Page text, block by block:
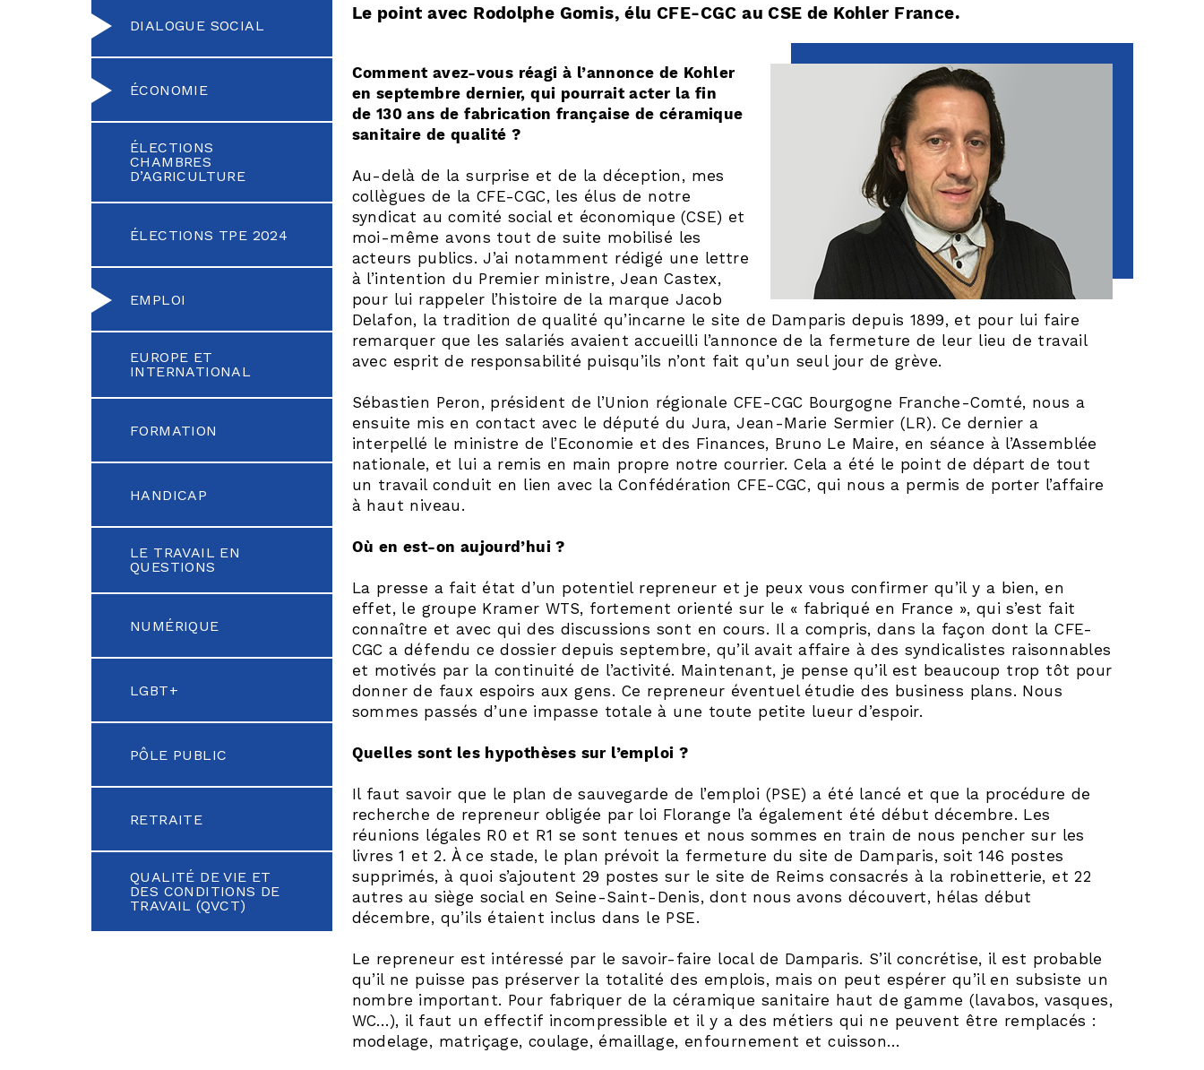
DIALOGUE SOCIAL
ÉCONOMIE
ÉLECTIONS
CHAMBRES
D’AGRICULTURE
ÉLECTIONS TPE 2024
EMPLOI
EUROPE ET
INTERNATIONAL
FORMATION
HANDICAP
LE TRAVAIL EN
QUESTIONS
NUMÉRIQUE
LGBT+
PÔLE PUBLIC
RETRAITE
QUALITÉ DE VIE ET
DES CONDITIONS DE
TRAVAIL (QVCT)
Le point avec Rodolphe Gomis, élu CFE-CGC au CSE de Kohler France.
Comment avez-vous réagi à l’annonce de Kohler
en septembre dernier, qui pourrait acter la fin
de 130 ans de fabrication française de céramique
sanitaire de qualité ?
Au-delà de la surprise et de la déception, mes
collègues de la CFE-CGC, les élus de notre
syndicat au comité social et économique (CSE) et
moi-même avons tout de suite mobilisé les
acteurs publics. J’ai notamment rédigé une lettre
à l’intention du Premier ministre, Jean Castex,
pour lui rappeler l’histoire de la marque Jacob
Delafon, la tradition de qualité qu’incarne le site de Damparis depuis 1899, et pour lui faire
remarquer que les salariés avaient accueilli l’annonce de la fermeture de leur lieu de travail
avec esprit de responsabilité puisqu’ils n’ont fait qu’un seul jour de grève.
Sébastien Peron, président de l’Union régionale CFE-CGC Bourgogne Franche-Comté, nous a
ensuite mis en contact avec le député du Jura, Jean­-Marie Sermier (LR). Ce dernier a
interpellé le ministre de l’Economie et des Finances, Bruno Le Maire, en séance à l’Assemblée
nationale, et lui a remis en main propre notre courrier. Cela a été le point de départ de tout
un travail conduit en lien avec la Confédération CFE-CGC, qui nous a permis de porter l’affaire
à haut niveau.
Où en est-on aujourd’hui ?
La presse a fait état d’un potentiel repreneur et je peux vous confirmer qu’il y a bien, en
effet, le groupe Kramer WTS, fortement orienté sur le « fabriqué en France », qui s’est fait
connaître et avec qui des discussions sont en cours. Il a compris, dans la façon dont la CFE-
CGC a défendu ce dossier depuis septembre, qu’il avait affaire à des syndicalistes raisonnables
et motivés par la continuité de l’activité. Maintenant, je pense qu’il est beaucoup trop tôt pour
donner de faux espoirs aux gens. Ce repreneur éventuel étudie des business plans. Nous
sommes passés d’une impasse totale à une toute petite lueur d’espoir.
Quelles sont les hypothèses sur l’emploi ?
Il faut savoir que le plan de sauvegarde de l’emploi (PSE) a été lancé et que la procédure de
recherche de repreneur obligée par loi Florange l’a également été début décembre. Les
réunions légales R0 et R1 se sont tenues et nous sommes en train de nous pencher sur les
livres 1 et 2. À ce stade, le plan prévoit la fermeture du site de Damparis, soit 146 postes
supprimés, à quoi s’ajoutent 29 postes sur le site de Reims consacrés à la robinetterie, et 22
autres au siège social en Seine-Saint-Denis, dont nous avons découvert, hélas début
décembre, qu’ils étaient inclus dans le PSE.
Le repreneur est intéressé par le savoir-faire local de Damparis. S’il concrétise, il est probable
qu’il ne puisse pas préserver la totalité des emplois, mais on peut espérer qu’il en subsiste un
nombre important. Pour fabriquer de la céramique sanitaire haut de gamme (lavabos, vasques,
WC…), il faut un effectif incompressible et il y a des métiers qui ne peuvent être remplacés :
modelage, matriçage, coulage, émaillage, enfournement et cuisson…